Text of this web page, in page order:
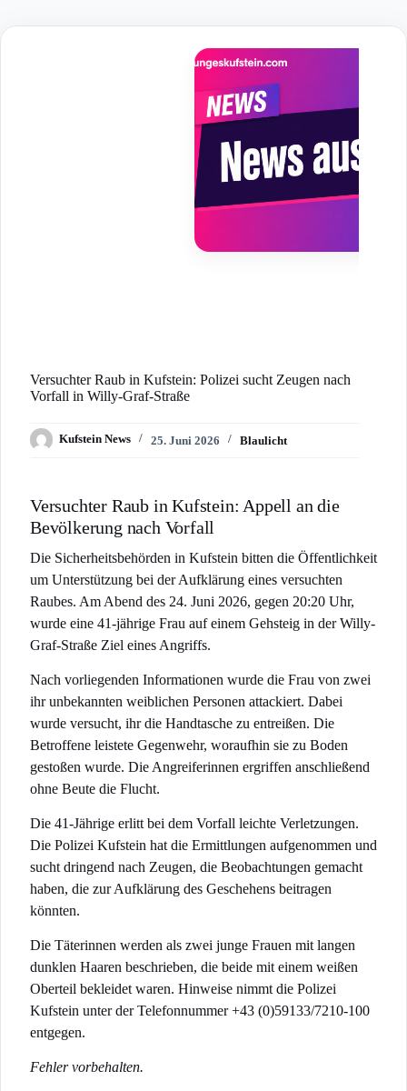
content
Versuchter Raub in Kufstein: Polizei sucht Zeugen nach
Vorfall in Willy-Graf-Straße
Kufstein News 25. Juni 2026 Blaulicht
Versuchter Raub in Kufstein: Appell an die
Bevölkerung nach Vorfall
Die Sicherheitsbehörden in Kufstein bitten die Öffentlichkeit
um Unterstützung bei der Aufklärung eines versuchten
Raubes. Am Abend des 24. Juni 2026, gegen 20:20 Uhr,
wurde eine 41-jährige Frau auf einem Gehsteig in der Willy-
Graf-Straße Ziel eines Angriffs.
Nach vorliegenden Informationen wurde die Frau von zwei
ihr unbekannten weiblichen Personen attackiert. Dabei
wurde versucht, ihr die Handtasche zu entreißen. Die
Betroffene leistete Gegenwehr, woraufhin sie zu Boden
gestoßen wurde. Die Angreiferinnen ergriffen anschließend
ohne Beute die Flucht.
Die 41-Jährige erlitt bei dem Vorfall leichte Verletzungen.
Die Polizei Kufstein hat die Ermittlungen aufgenommen und
sucht dringend nach Zeugen, die Beobachtungen gemacht
haben, die zur Aufklärung des Geschehens beitragen
könnten.
Die Täterinnen werden als zwei junge Frauen mit langen
dunklen Haaren beschrieben, die beide mit einem weißen
Oberteil bekleidet waren. Hinweise nimmt die Polizei
Kufstein unter der Telefonnummer +43 (0)59133/7210-100
entgegen.
Fehler vorbehalten.